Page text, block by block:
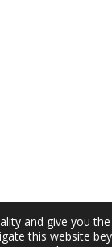
and give you
this website